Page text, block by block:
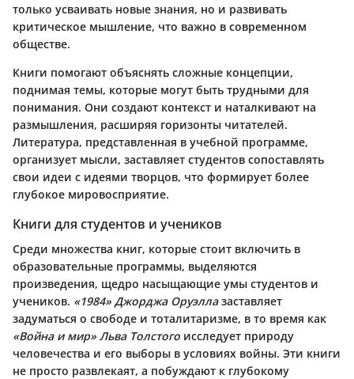
только усваивать новые знания, но и развивать
критическое мышление, что важно в современном
обществе.
Книги помогают объяснять сложные концепции,
поднимая темы, которые могут быть трудными для
понимания. Они создают контекст и наталкивают на
размышления, расширяя горизонты читателей.
Литература, представленная в учебной программе,
организует мысли, заставляет студентов сопоставлять
свои идеи с идеями творцов, что формирует более
глубокое мировосприятие.
Книги для студентов и учеников
Среди множества книг, которые стоит включить в
образовательные программы, выделяются
произведения, щедро насыщающие умы студентов и
учеников. «1984» Джорджа Оруэллазаставляет
задуматься о свободе и тоталитаризме, в то время как
«Война и мир» Льва Толстого исследует природу
человечества и его выборы в условиях войны. Эти книги
не просто развлекаят, а побуждают к глубокому